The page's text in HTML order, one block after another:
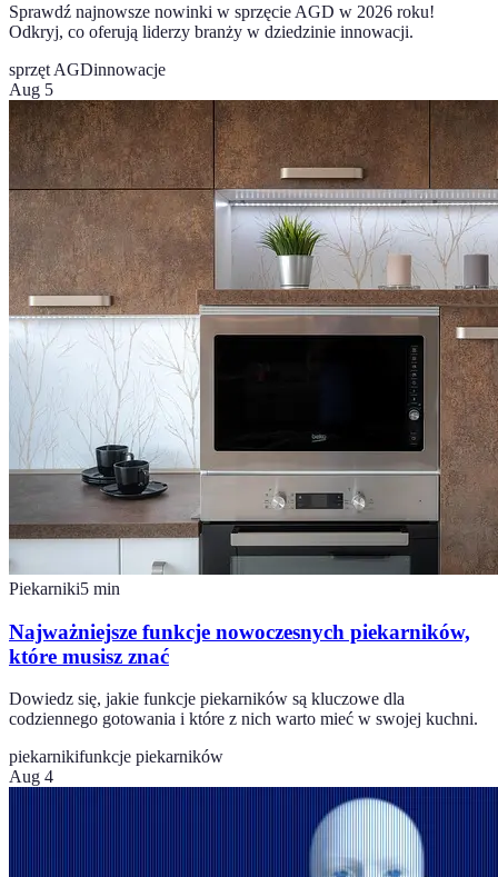
Sprawdź najnowsze nowinki w sprzęcie AGD w 2026 roku!
Odkryj, co oferują liderzy branży w dziedzinie innowacji.
sprzęt AGDinnowacje
Aug 5
Piekarniki5 min
Najważniejsze funkcje nowoczesnych piekarników,
które musisz znać
Dowiedz się, jakie funkcje piekarników są kluczowe dla
codziennego gotowania i które z nich warto mieć w swojej kuchni.
piekarnikifunkcje piekarników
Aug 4